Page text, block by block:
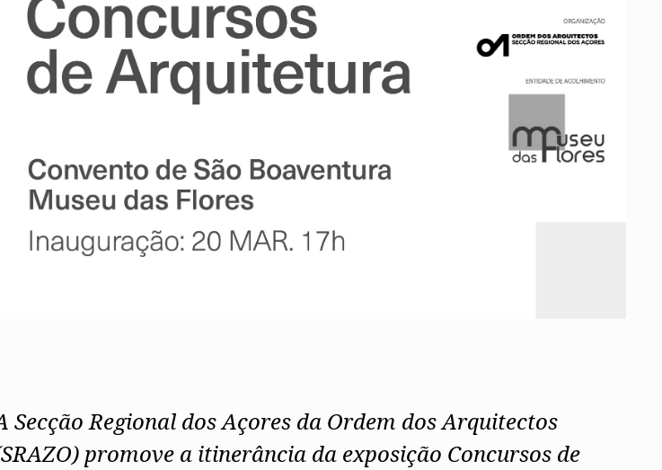
Alentejo
Algarve
Madeira
Centro
Lisboa e Vale do Tejo
Alentejo
Madeira
Açores
Secção Regional dos Açores da Ordem dos Arquitectos
promove a itinerância da exposição Concursos de